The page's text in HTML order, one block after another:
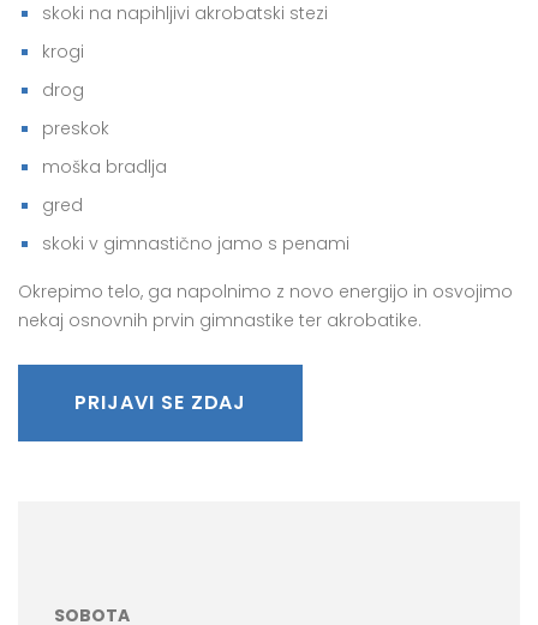
skoki na napihljivi akrobatski stezi
krogi
drog
preskok
moška bradlja
gred
skoki v gimnastično jamo s penami
Okrepimo telo, ga napolnimo z novo energijo in osvojimo
nekaj osnovnih prvin gimnastike ter akrobatike.
PRIJAVI SE ZDAJ
SOBOTA